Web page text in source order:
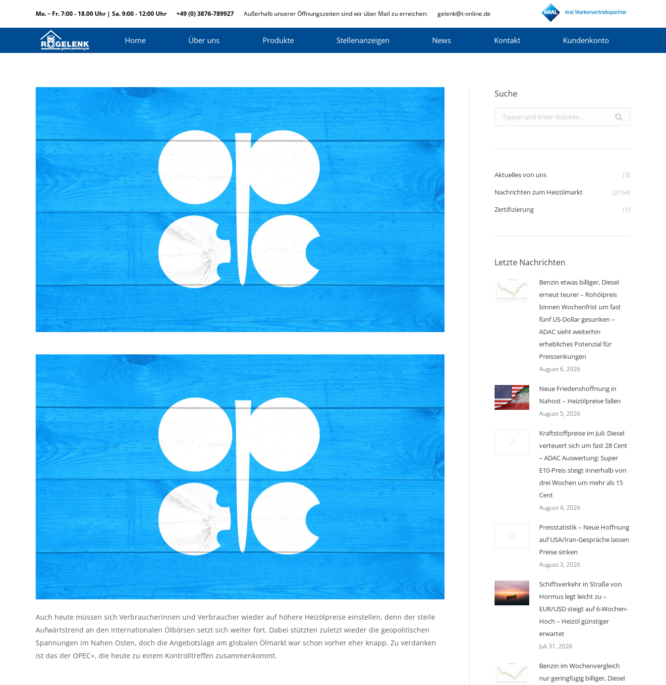
Mo. – Fr. 7:00 - 18.00 Uhr | Sa. 9:00 - 12:00 Uhr +49 (0) 3876-789927 Außerhalb unserer Öffnungszeiten sind wir über Mail zu erreichen: gelenk@t-online.de
Home Über uns Produkte Stellenanzeigen News Kontakt Kundenkonto
Auch heute müssen sich Verbraucherinnen und Verbraucher wieder auf höhere Heizölpreise einstellen, denn der steile
Aufwärtstrend an den internationalen Ölbörsen setzt sich weiter fort. Dabei stützten zuletzt wieder die geopolitischen
Spannungen im Nahen Osten, doch die Angebotslage am globalen Ölmarkt war schon vorher eher knapp. Zu verdanken
ist das der OPEC+, die heute zu einem Kontrolltreffen zusammenkommt.
Suche
Search:
Aktuelles von uns
(3)
Nachrichten zum Heizölmarkt
(2164)
Zertifizierung
(1)
Letzte Nachrichten
Benzin etwas billiger, Diesel
erneut teurer – Rohölpreis
binnen Wochenfrist um fast
fünf US-Dollar gesunken –
ADAC sieht weiterhin
erhebliches Potenzial für
Preissenkungen
August 6, 2026
Neue Friedenshoffnung in
Nahost – Heizölpreise fallen
August 5, 2026
Kraftstoffpreise im Juli: Diesel
verteuert sich um fast 28 Cent
– ADAC Auswertung: Super
E10-Preis steigt innerhalb von
drei Wochen um mehr als 15
Cent
August 4, 2026
Preisstatistik – Neue Hoffnung
auf USA/Iran-Gespräche lassen
Preise sinken
August 3, 2026
Schiffsverkehr in Straße von
Hormus legt leicht zu –
EUR/USD steigt auf 6-Wochen-
Hoch – Heizöl günstiger
erwartet
Juli 31, 2026
Benzin im Wochenvergleich
nur geringfügig billiger, Diesel